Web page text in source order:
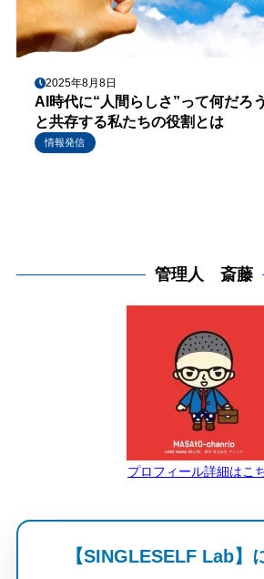
2025年8月8日
AI時代に“人間らしさ”って何だろ
と共存する私たちの役割とは
情報発信
管理人 斎藤
プロフィール詳細はこ
【SINGLESELF Lab】